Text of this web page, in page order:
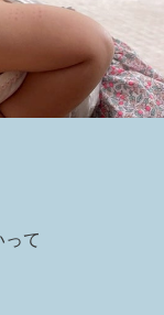
って